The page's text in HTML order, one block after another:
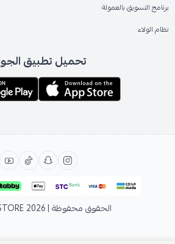
برنامج التسويق بالعمولة
نظام الولاء
تحميل تطبيق
الحقوق محفوظة | 2026